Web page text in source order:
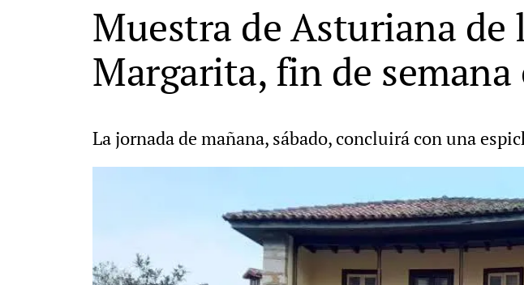
Muestra de Asturiana de
Margarita, fin de
La jornada de mañana, sábado, concluirá con una